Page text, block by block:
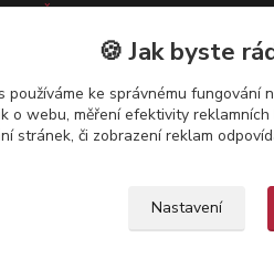
ČZ 150,125,Manet
cívka ČZ 150/125
JAWA Pérák🍪 Jak byste
používáme ke správnému
o webu, měření efektivity
stránek, či zobrazení reklam
Nastavení